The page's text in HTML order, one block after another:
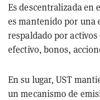
Es descentralizada en
es mantenido por una
respaldado por
efectivo, bonos,
En su lugar, UST
un mecanismo de